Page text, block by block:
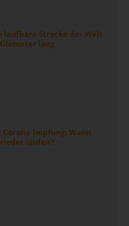
laufbare Strecke der Welt
lang
Corona-Impfung: Wann
laufen?